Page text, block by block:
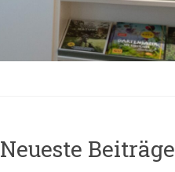
Neueste Beiträge